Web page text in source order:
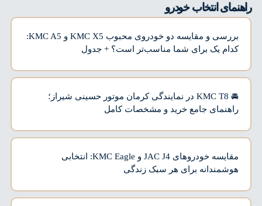
راهنمای انتخاب خودرو
بررسی و مقایسه دو خودروی محبوب KMC X5 و KMC A5:
کدام یک برای شما مناسب‌تر است؟ + جدول
🚘 KMC T8 در نمایندگی کرمان موتور حسینی شیراز؛
راهنمای جامع خرید و مشخصات کامل
مقایسه خودروهای JAC J4 و KMC Eagle: انتخابی
هوشمندانه برای هر سبک زندگی